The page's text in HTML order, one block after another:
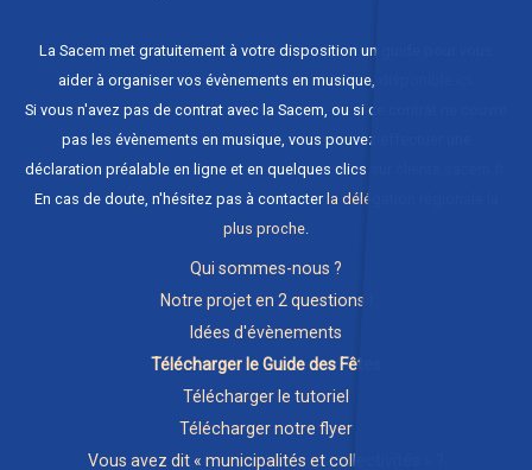
La Sacem met gratuitement à votre disposition un guide pour vous
aider à organiser vos évènements en musique,
Si vous n'avez pas de contrat avec la Sacem, ou si ce contrat ne couvre
pas les évènements en musique, vous pouvez effectuer une
déclaration préalable en ligne et en quelques clics sur
En cas de doute, n'hésitez pas à contacter la délégation régionale la
plus proche.
Qui sommes-nous ?
Notre projet en 2 questions !
Idées d'évènements
Télécharger le Guide des Fêtes
Télécharger le tutoriel
Télécharger notre flyer
Vous avez dit « municipalités et collectivités » ?